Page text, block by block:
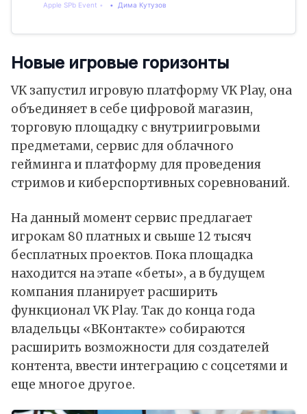
Apple SPb Event Дима Кутузов
Новые игровые горизонты
VK запустил игровую платформу VK Play, она
объединяет в себе цифровой магазин,
торговую площадку с внутриигровыми
предметами, сервис для облачного
гейминга и платформу для проведения
стримов и киберспортивных соревнований.
На данный момент сервис предлагает
игрокам 80 платных и свыше 12 тысяч
бесплатных проектов. Пока площадка
находится на этапе «беты», а в будущем
компания планирует расширить
функционал VK Play. Так до конца года
владельцы «ВКонтакте» собираются
расширить возможности для создателей
контента, ввести интеграцию с соцсетями и
еще многое другое.